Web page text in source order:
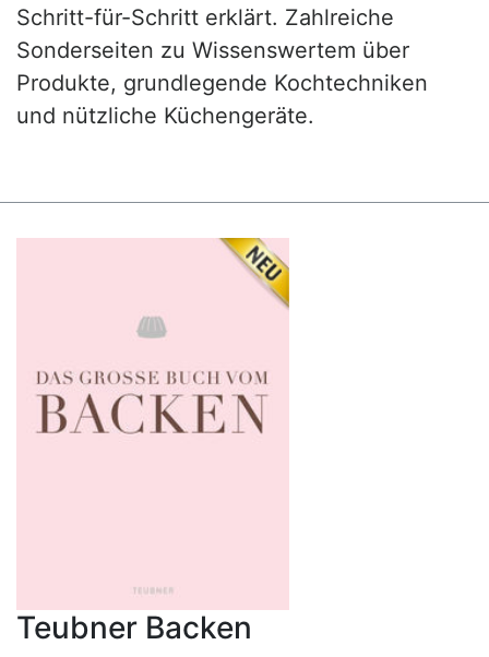
Schritt-für-Schritt erklärt. Zahlreiche
Sonderseiten zu Wissenswertem über
Produkte, grundlegende Kochtechniken
und nützliche Küchengeräte.
Teubner Backen